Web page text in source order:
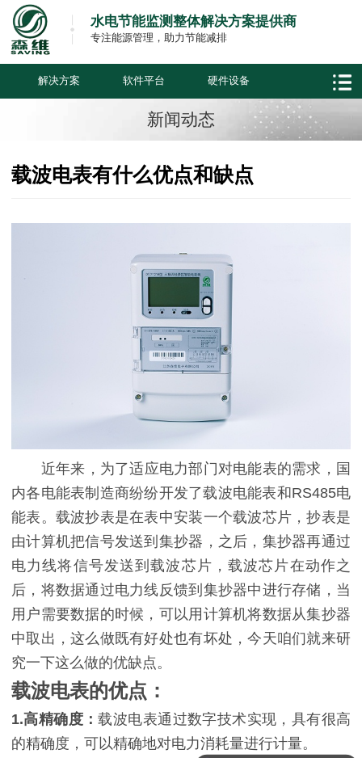
水电节能监测整体解决方案提供商
专注能源管理，助力节能减排
解决方案 软件平台 硬件设备
新闻动态
载波电表有什么优点和缺点
近年来，为了适应电力部门对电能表的需求，国
内各电能表制造商纷纷开发了载波电能表和RS485电
能表。载波抄表是在表中安装一个载波芯片，抄表是
由计算机把信号发送到集抄器，之后，集抄器再通过
电力线将信号发送到载波芯片，载波芯片在动作之
后，将数据通过电力线反馈到集抄器中进行存储，当
用户需要数据的时候，可以用计算机将数据从集抄器
中取出，这么做既有好处也有坏处，今天咱们就来研
究一下这么做的优缺点。
载波电表的优点：
1.高精确度：载波电表通过数字技术实现，具有很高
的精确度，可以精确地对电力消耗量进行计量。